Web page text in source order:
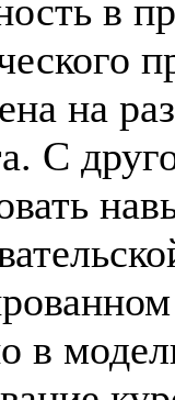
в
на
С
в